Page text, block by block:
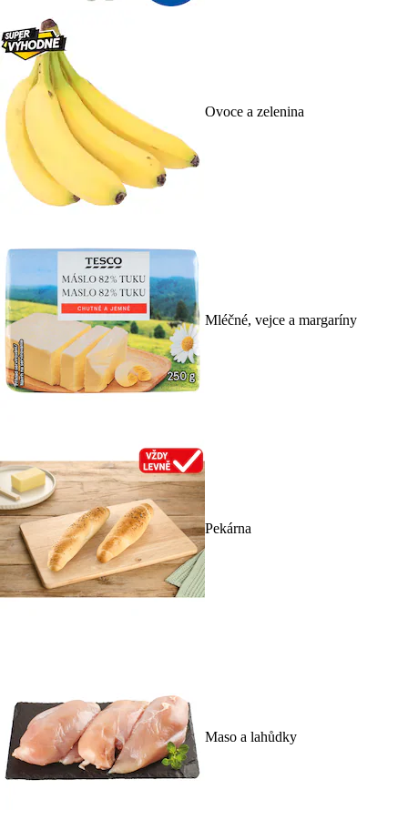
Ovoce a zelenina
Mléčné, vejce a margaríny
Pekárna
Maso a lahůdky